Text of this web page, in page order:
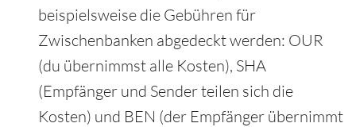
beispielsweise die Gebühren für
Zwischenbanken abgedeckt werden: OUR
(du übernimmst alle Kosten), SHA
(Empfänger und Sender teilen sich die
Kosten) und BEN (der Empfänger übernimmt